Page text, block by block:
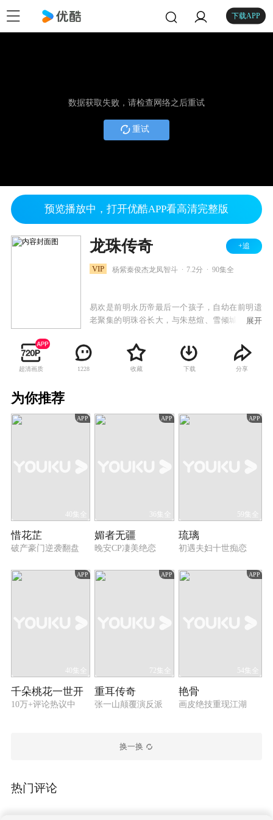
下载APP
数据获取失败，请检查网络之后重试
重试
预览播放中，打开优酷APP看高清完整版
龙珠传奇 +追
VIP 杨紫秦俊杰龙凤智斗 7.2分 90集全
易欢是前明永历帝最后一个孩子，自幼在前明遗
老聚集的明珠谷长大，与朱慈煊、雪倾城、叶默
大之后，易欢一行人离开明珠谷，在师父的授意
下设法接近康熙，试图寻找报家族仇恨的机会。
易欢与少年康熙从欢喜冤家到两心相许再到最后
情仇。康熙以仁德治国的理念终于打动了易欢，
展开
超清画质 1228 收藏 下载 分享
为你推荐
APP
40集全
惜花芷
破产豪门逆袭翻盘
APP
36集全
媚者无疆
晚安CP凄美绝恋
APP
59集全
琉璃
初遇夫妇十世痴恋
APP
40集全
千朵桃花一世开
10万+评论热议中
APP
72集全
重耳传奇
张一山颠覆演反派
APP
54集全
艳骨
画皮绝技重现江湖
换一换
热门评论